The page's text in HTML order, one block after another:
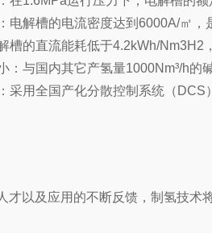
：电解槽的电流密度达到6000A/㎡
槽的直流能耗低于4.2kWh/
：与国内其它产氢量1000Nm³/h
： 采用全国产化分散控制系统（DCS
才以及应用的不断反馈，制氢技术